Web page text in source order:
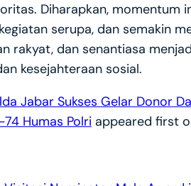
Diharapkan, momentum
serupa, dan semakin
rakyat, dan senantiasa
kesejahteraan sosial.
Jabar Sukses Gelar Donor
Humas Polri appeared first